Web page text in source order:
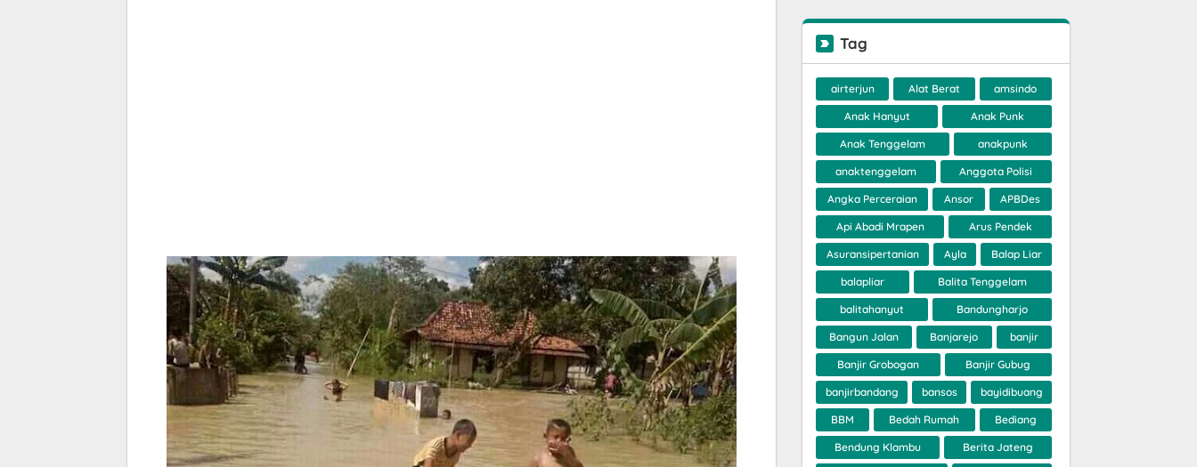
Tag
airterjun Alat Berat amsindo
Anak Hanyut Anak Punk
Anak Tenggelam anakpunk
anaktenggelam Anggota Polisi
Angka Perceraian Ansor APBDes
Api Abadi Mrapen Arus Pendek
Asuransipertanian Ayla Balap Liar
balapliar Balita Tenggelam
balitahanyut Bandungharjo
Bangun Jalan Banjarejo banjir
Banjir Grobogan Banjir Gubug
banjirbandang bansos bayidibuang
BBM Bedah Rumah Bediang
Bendung Klambu Berita Jateng